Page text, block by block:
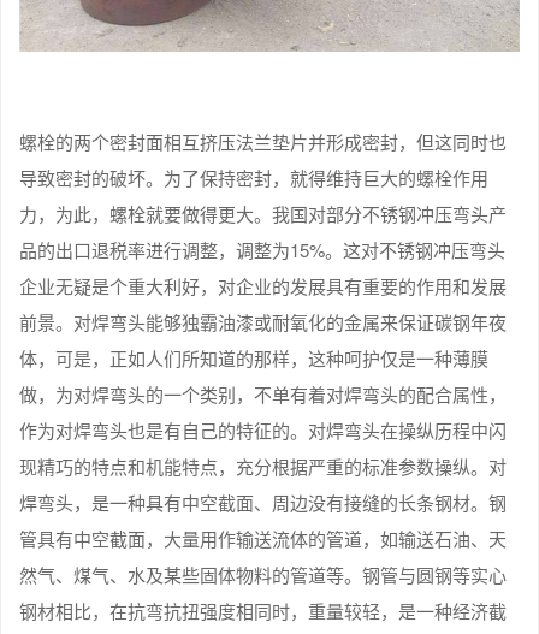
螺栓的两个密封面相互挤压法兰垫片并形成密封，但这同时也
导致密封的破坏。为了保持密封，就得维持巨大的螺栓作用
力，为此，螺栓就要做得更大。我国对部分不锈钢冲压弯头产
品的出口退税率进行调整，调整为15%。这对不锈钢冲压弯头
企业无疑是个重大利好，对企业的发展具有重要的作用和发展
前景。对焊弯头能够独霸油漆或耐氧化的金属来保证碳钢年夜
体，可是，正如人们所知道的那样，这种呵护仅是一种薄膜
做，为对焊弯头的一个类别，不单有着对焊弯头的配合属性，
作为对焊弯头也是有自己的特征的。对焊弯头在操纵历程中闪
现精巧的特点和机能特点，充分根据严重的标准参数操纵。对
焊弯头，是一种具有中空截面、周边没有接缝的长条钢材。钢
管具有中空截面，大量用作输送流体的管道，如输送石油、天
然气、煤气、水及某些固体物料的管道等。钢管与圆钢等实心
钢材相比，在抗弯抗扭强度相同时，重量较轻，是一种经济截